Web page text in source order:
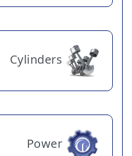
Cylinders
Power